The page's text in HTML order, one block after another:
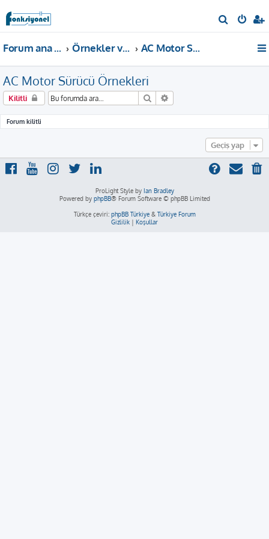
r
Forum ana sayfa Örnekler ve Dokümanlar AC Motor Sürücü Örnekleri
AC Motor Sürücü Örnekleri
Kilitli Ara
Forum kilitli
Geçiş yap
ProLight Style by Ian Bradley
Powered by phpBB® Forum Software © phpBB Limited
Türkçe çeviri: phpBB Türkiye& Türkiye Forum
Gizlilik | Koşullar